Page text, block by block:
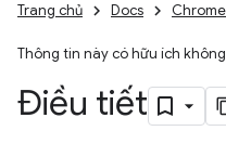
Trang chủ Docs
Thông tin này có hữu ích
Điều tiết